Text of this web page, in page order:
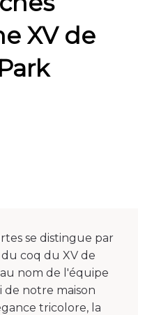
XV de
se distingue par
coq du XV de
au nom de l'équipe
de notre maison
tricolore, la